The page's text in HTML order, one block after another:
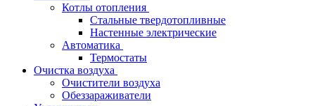
Котлы отопления
Стальные твердотопливные
Настенные электрические
Автоматика
Термостаты
Очистка воздуха
Очистители воздуха
Обеззараживатели